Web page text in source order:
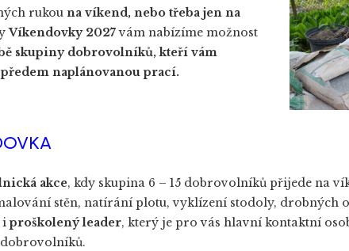
rukou na víkend, nebo třeba jen na
Víkendovky 2027vám nabízíme možnost
skupiny dobrovolníků, kteří vám
naplánovanou prací.
akce, kdy skupina 6 – 15 dobrovolníků přijede na
stěn, natírání plotu, vyklízení stodoly, drobných
iproškolený leader, který je pro vás hlavní kontaktní